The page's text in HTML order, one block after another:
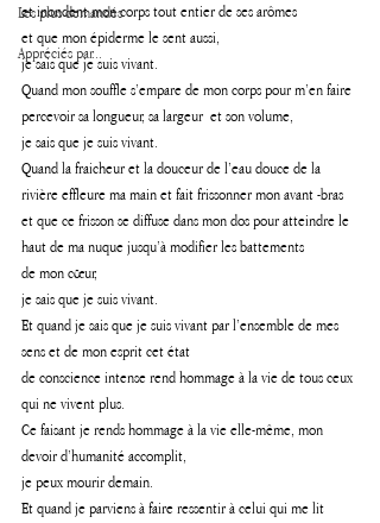
Les plus demandés
Appréciés par...
et inondent mon corps tout entier de ses arômes
et que mon épiderme le sent aussi,
je sais que je suis vivant.
Quand mon souffle s’empare de mon corps pour m’en faire
percevoir sa longueur, sa largeur  et son volume,
je sais que je suis vivant.
Quand la fraicheur et la douceur de l’eau douce de la
rivière effleure ma main et fait frissonner mon avant -bras
et que ce frisson se diffuse dans mon dos pour atteindre le
haut de ma nuque jusqu’à modifier les battements
de mon cœur,
je sais que je suis vivant.
Et quand je sais que je suis vivant par l’ensemble de mes
sens et de mon esprit cet état
de conscience intense rend hommage à la vie de tous ceux
qui ne vivent plus.
Ce faisant je rends hommage à la vie elle-même, mon
devoir d’humanité accomplit,
je peux mourir demain.
Et quand je parviens à faire ressentir à celui qui me lit